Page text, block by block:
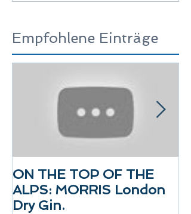
Empfohlene Einträge
ON THE TOP OF THE
ALPS: MORRIS London
Dry Gin.